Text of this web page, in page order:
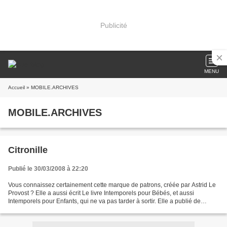
Publicité
MENU
Accueil » MOBILE.ARCHIVES
MOBILE.ARCHIVES
Citronille
Publié le 30/03/2008 à 22:20
Vous connaissez certainement cette marque de patrons, créée par Astrid Le
Provost ? Elle a aussi écrit Le livre Intemporels pour Bébés, et aussi
Intemporels pour Enfants, qui ne va pas tarder à sortir. Elle a publié de